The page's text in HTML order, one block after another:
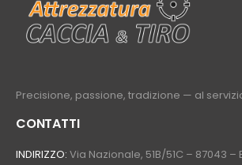
Precisione, passione, tradizione — al
CONTATTI
INDIRIZZO: Via Nazionale, 51B/51C – 87043